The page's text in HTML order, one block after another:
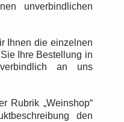
unverbindlichen
Ihnen die einzelnen
Ihre Bestellung in
an uns
Rubrik „Weinshop“
den